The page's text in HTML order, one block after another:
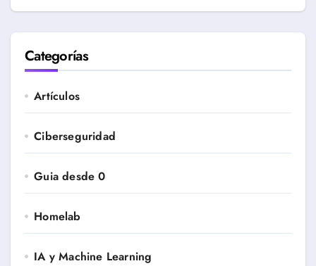
Categorías
Artículos
Ciberseguridad
Guia desde 0
Homelab
IA y Machine Learning